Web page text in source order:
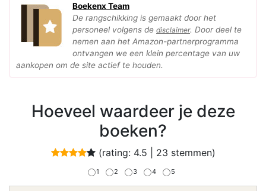
Boekenx Team
De rangschikking is gemaakt door het
personeel volgens de disclaimer. Door deel te
nemen aan het Amazon-partnerprogramma
ontvangen we een klein percentage van uw
aankopen om de site actief te houden.
Hoeveel waardeer je deze
boeken?
(rating: 4.5 23 stemmen)
1 2 3 4 5